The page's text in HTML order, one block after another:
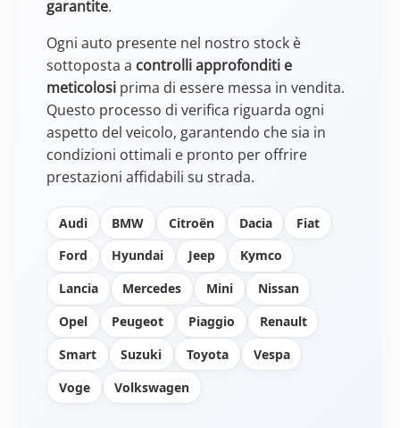
garantite.
Ogni auto presente nel nostro stock è
sottoposta a controlli approfonditi e
meticolosi prima di essere messa in vendita.
Questo processo di verifica riguarda ogni
aspetto del veicolo, garantendo che sia in
condizioni ottimali e pronto per offrire
prestazioni affidabili su strada.
Audi BMW Citroën Dacia
Fiat
Ford
Hyundai Jeep
Kymco
Lancia
Mercedes Mini
Nissan
Opel
Peugeot Piaggio
Renault
Smart
Suzuki Toyota
Vespa
Voge
Volkswagen